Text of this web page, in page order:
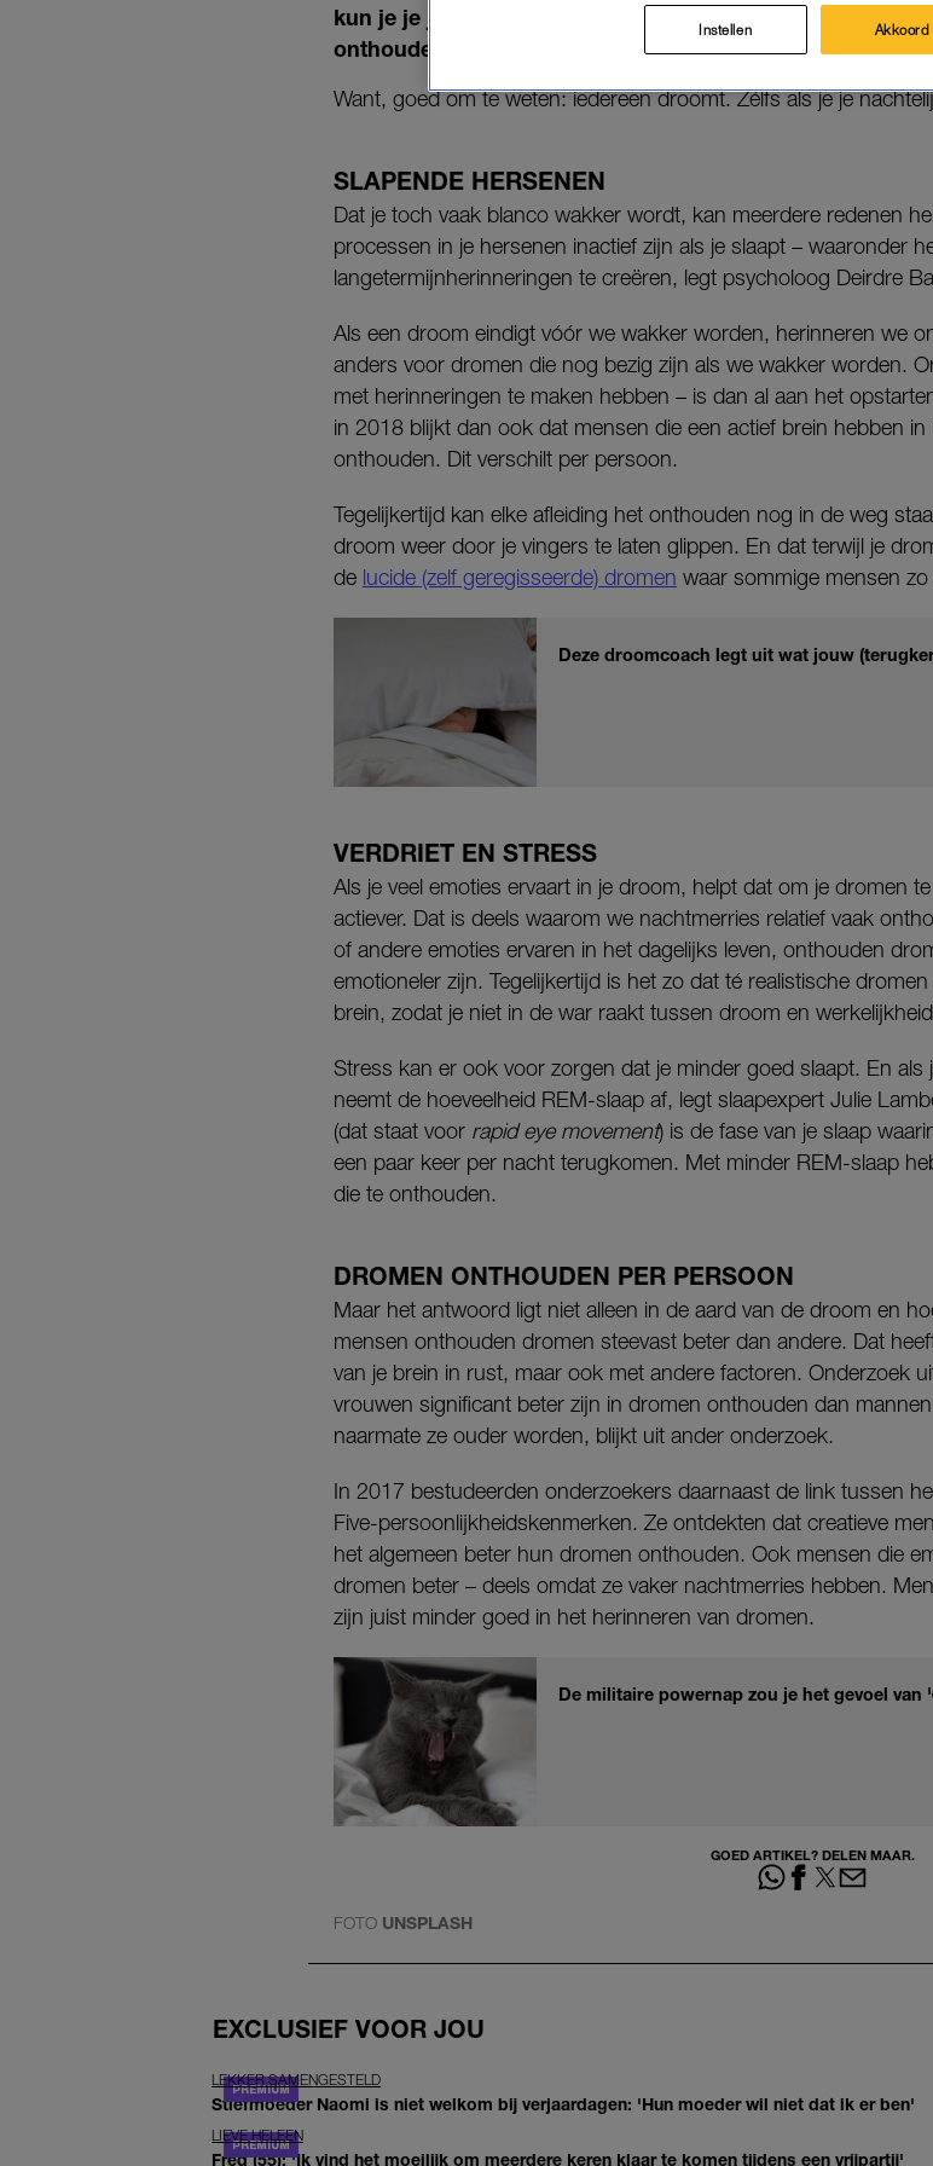
kun je je juist helemaal niks herinneren van je dromen.
onthouden?
Want, goed om te weten: iedereen droomt. Zélfs als je je
SLAPENDE HERSENEN
Dat je toch vaak blanco wakker wordt, kan meerdere redenen
processen in je hersenen inactief zijn als je slaapt – waaronder
langetermijnherinneringen te creëren, legt psycholoog Deirdre
Als een droom eindigt vóór we wakker worden, herinneren we
anders voor dromen die nog bezig zijn als we wakker worden.
met herinneringen te maken hebben – is dan al aan het
in 2018 blijkt dan ook dat mensen die een actief brein hebben
onthouden. Dit verschilt per persoon.
Tegelijkertijd kan elke afleiding het onthouden nog in de weg
droom weer door je vingers te laten glippen. En dat terwijl je
de lucide (zelf geregisseerde) dromen waar sommige mensen
Deze droomcoach legt uit wat jouw
VERDRIET EN STRESS
Als je veel emoties ervaart in je droom, helpt dat om je dromen
actiever. Dat is deels waarom we nachtmerries relatief vaak
of andere emoties ervaren in het dagelijks leven, onthouden
emotioneler zijn. Tegelijkertijd is het zo dat té realistische
brein, zodat je niet in de war raakt tussen droom en
Stress kan er ook voor zorgen dat je minder goed slaapt. En als
neemt de hoeveelheid REM-slaap af, legt slaapexpert Julie
(dat staat voor rapid eye movement) is de fase van je slaap
een paar keer per nacht terugkomen. Met minder REM-slaap
die te onthouden.
DROMEN ONTHOUDEN PER PERSOON
Maar het antwoord ligt niet alleen in de aard van de droom en
mensen onthouden dromen steevast beter dan andere. Dat
van je brein in rust, maar ook met andere factoren. Onderzoek
vrouwen significant beter zijn in dromen onthouden dan
naarmate ze ouder worden, blijkt uit ander onderzoek.
In 2017 bestudeerden onderzoekers daarnaast de link tussen
Five-persoonlijkheidskenmerken. Ze ontdekten dat creatieve
het algemeen beter hun dromen onthouden. Ook mensen die
dromen beter – deels omdat ze vaker nachtmerries hebben.
zijn juist minder goed in het herinneren van dromen.
De militaire powernap zou je het gevoel van
GOED ARTIKEL? DELEN MAAR.
FOTO UNSPLASH
EXCLUSIEF VOOR JOU
LEKKER SAMENGESTELD
Stiefmoeder Naomi is niet welkom bij verjaardagen: 'Hun moeder wil niet dat ik er ben'
LIEVE HELEEN
Fred (55): 'Ik vind het moeilijk om meerdere keren klaar te komen tijdens een vrijpartij'
Instellen Akkoord